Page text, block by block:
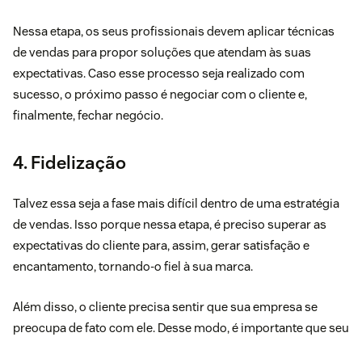
Nessa etapa, os seus profissionais devem aplicar técnicas
de vendas para propor soluções que atendam às suas
expectativas. Caso esse processo seja realizado com
sucesso, o próximo passo é negociar com o cliente e,
finalmente, fechar negócio.
4. Fidelização
Talvez essa seja a fase mais difícil dentro de uma estratégia
de vendas. Isso porque nessa etapa, é preciso superar as
expectativas do cliente para, assim, gerar satisfação e
encantamento, tornando-o fiel à sua marca.
Além disso, o cliente precisa sentir que sua empresa se
preocupa de fato com ele. Desse modo, é importante que seu